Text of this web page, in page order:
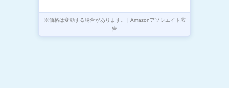
※価格は変動する場合があります。 | Amazonアソシエイト広
告